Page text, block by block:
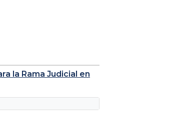
la Rama Judicial en